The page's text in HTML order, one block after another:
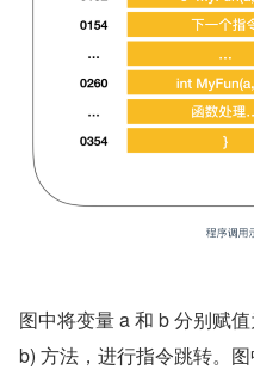
图中将变量 a 和 b 分别赋
b) 方法，进行指令跳转。